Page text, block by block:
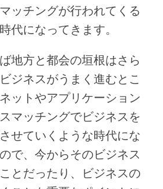
ッチングが行われてくる
代になってきます。
地方と都会の垣根はさら
ジネスがうまく進むとこ
ットやアプリケーション
マッチングでビジネスを
せていくような時代にな
で、今からそのビジネス
とだったり、ビジネスの